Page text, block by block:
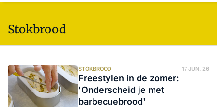
Stokbrood
STOKBROOD 17 JUN. 26
Freestylen in de zomer:
'Onderscheid je met
barbecuebrood'